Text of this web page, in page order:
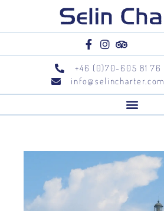
+46 (0)70-605 81 76
info@selincharter.com